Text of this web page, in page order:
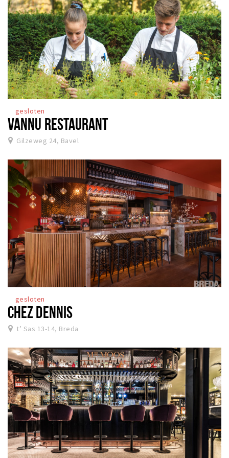
gesloten
VANNU RESTAURANT
Gilzeweg 24, Bavel
gesloten
CHEZ DENNIS
t’ Sas 13-14, Breda